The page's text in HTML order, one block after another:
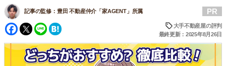
記事の監修： 豊田 不動産仲介「家AGENT」所属
Facebook
Twitter
Line
PR
大手不動産屋の評判
最終更新：2025年8月26日